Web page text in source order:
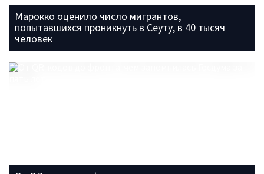
Марокко оценило число мигрантов,
попытавшихся проникнуть в Сеуту, в 40 тысяч
человек